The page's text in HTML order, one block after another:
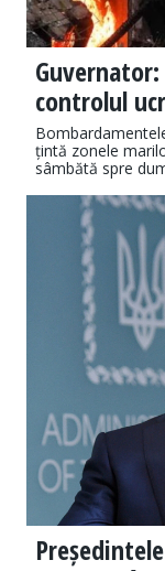
controlul
țintă zonele
sâmbătă spre